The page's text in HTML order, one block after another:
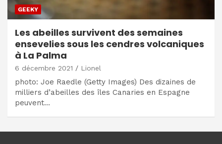
GEEKY
Les abeilles survivent des semaines
ensevelies sous les cendres volcaniques
à La Palma
6 décembre 2021 Lionel
photo: Joe Raedle (Getty Images) Des dizaines de
milliers d’abeilles des îles Canaries en Espagne
peuvent…